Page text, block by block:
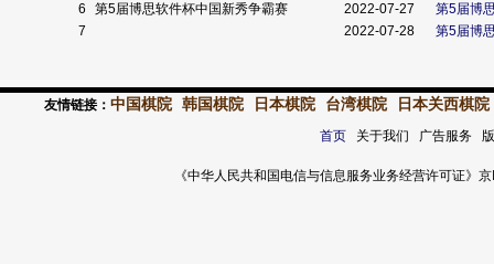
6
第5届博思软件杯中国新秀争霸赛 2022-07-27
第5届博
7
2022-07-28 第5届博
友情链接： 中国棋院 韩国棋院 日本棋院 台湾棋院 日本关西棋院
首页关于我们 广告服务
《中华人民共和国电信与信息服务业务经营许可证